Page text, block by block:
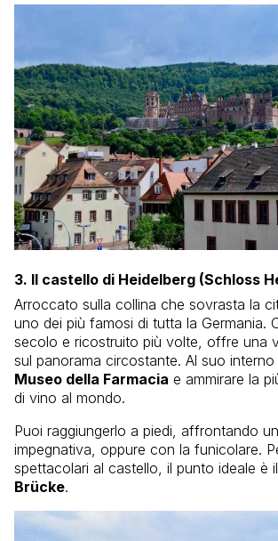
3. Il castello di Heidelberg (Schloss
Arroccato sulla collina che sovrasta la
uno dei più famosi di tutta la Germania.
secolo e ricostruito più volte, offre una
sul panorama circostante. Al suo
Museo della Farmacia e ammirare la
di vino al mondo.
Puoi raggiungerlo a piedi, affrontando
impegnativa, oppure con la funicolare.
spettacolari al castello, il punto ideale è il
Brücke.